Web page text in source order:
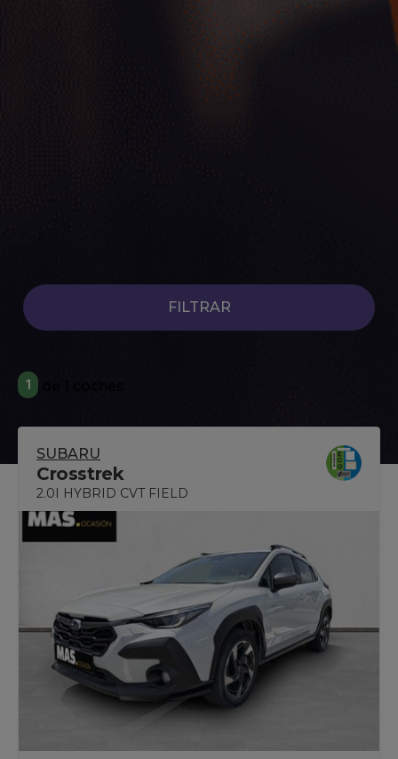
FILTRAR
1
SUBARU
Crosstrek
2.0I HYBRID CVT FIELD